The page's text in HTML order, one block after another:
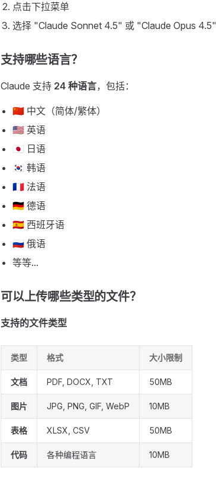
点击下拉菜单
选择 "Claude Sonnet 4.5" 或 "Claude Opus 4.5"
支持哪些语言？
Claude 支持 24 种语言，包括：
🇨🇳 中文（简体/繁体）
🇺🇸 英语
🇯🇵 日语
🇰🇷 韩语
🇫🇷 法语
🇩🇪 德语
🇪🇸 西班牙语
🇷🇺 俄语
等等...
可以上传哪些类型的文件？
支持的文件类型
类型 格式 大小限制
文档 PDF, DOCX, TXT 50MB
图片 JPG, PNG, GIF, WebP 10MB
表格 XLSX, CSV 50MB
代码 各种编程语言 10MB